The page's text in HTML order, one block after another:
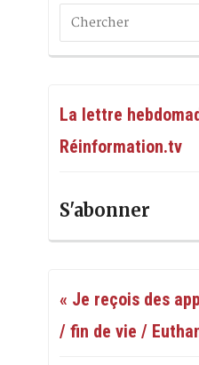
La lettre
Réinformation.tv
S'abonner
« Je reçois des
/ fin de vie /